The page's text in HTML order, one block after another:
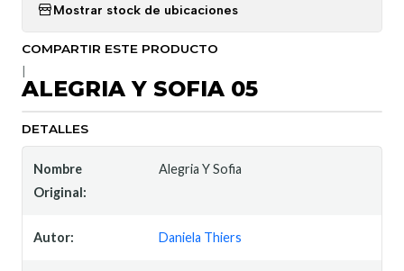
Mostrar stock de ubicaciones
COMPARTIR ESTE PRODUCTO
ALEGRIA Y SOFIA 05
DETALLES
Nombre
Original:
Alegria Y Sofia
Autor: Daniela Thiers